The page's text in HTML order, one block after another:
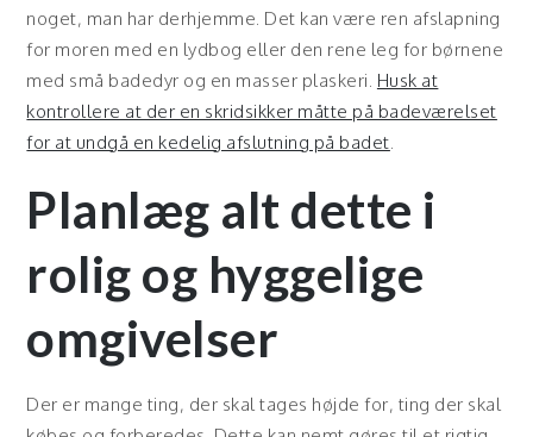
noget, man har derhjemme. Det kan være ren afslapning
for moren med en lydbog eller den rene leg for børnene
med små badedyr og en masser plaskeri. Husk at
kontrollere at der en skridsikker måtte på badeværelset
for at undgå en kedelig afslutning på badet
Planlæg alt dette i
rolig og hyggelige
omgivelser
Der er mange ting, der skal tages højde for, ting der skal